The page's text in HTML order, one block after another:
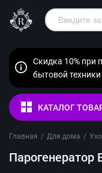
Скидка 10% при
бытовой
КАТАЛОГ
Главная / Для дома /
Парогенератор